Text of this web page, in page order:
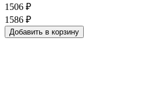
1506 ₽
1586 ₽
Добавить в корзину